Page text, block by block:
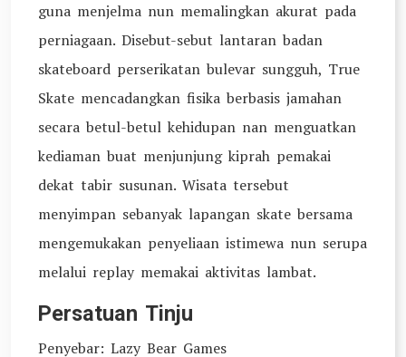
guna menjelma nun memalingkan akurat pada
perniagaan. Disebut-sebut lantaran badan
skateboard perserikatan bulevar sungguh, True
Skate mencadangkan fisika berbasis jamahan
secara betul-betul kehidupan nan menguatkan
kediaman buat menjunjung kiprah pemakai
dekat tabir susunan. Wisata tersebut
menyimpan sebanyak lapangan skate bersama
mengemukakan penyeliaan istimewa nun serupa
melalui replay memakai aktivitas lambat.
Persatuan Tinju
Penyebar: Lazy Bear Games